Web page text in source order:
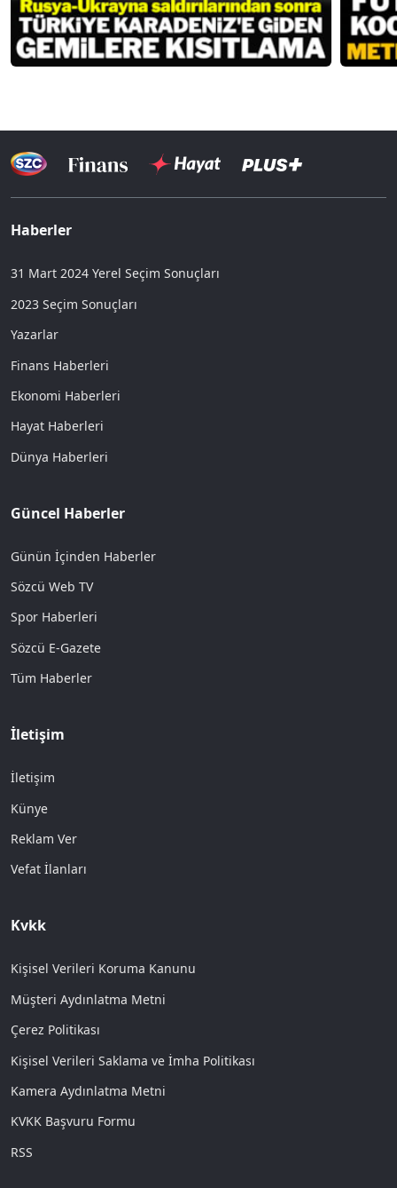
Haberler
31 Mart 2024 Yerel Seçim Sonuçları
2023 Seçim Sonuçları
Yazarlar
Finans Haberleri
Ekonomi Haberleri
Hayat Haberleri
Dünya Haberleri
Güncel Haberler
Günün İçinden Haberler
Sözcü Web TV
Spor Haberleri
Sözcü E-Gazete
Tüm Haberler
İletişim
İletişim
Künye
Reklam Ver
Vefat İlanları
Kvkk
Kişisel Verileri Koruma Kanunu
Müşteri Aydınlatma Metni
Çerez Politikası
Kişisel Verileri Saklama ve İmha Politikası
Kamera Aydınlatma Metni
KVKK Başvuru Formu
RSS